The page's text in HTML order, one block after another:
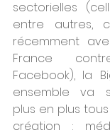
sectorielles
entre autres,
récemment
France
Facebook), la
ensemble va
plus en plus
création :